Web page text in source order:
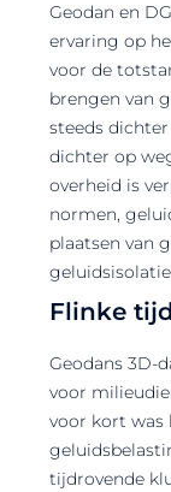
Geodan en
ervaring op
voor de
brengen van
steeds
dichter op
overheid is
normen,
plaatsen van
Flinke
Geodans 3D-
voor
voor kort was
tijdrovende